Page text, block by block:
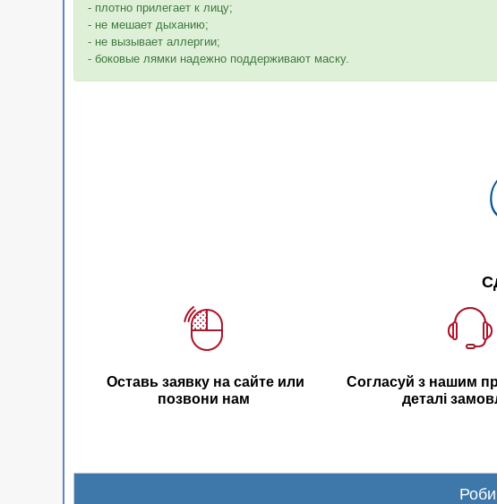
- плотно прилегает к лицу;
- не мешает дыханию;
- не вызывает аллергии;
- боковые лямки надежно поддерживают маску.
Оставь заявку на сайте или
позвони нам
Согласуй з нашим
деталі